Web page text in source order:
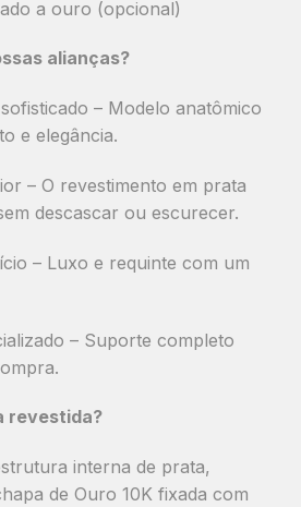
a ouro (opcional)
alianças?
– Modelo anatômico
e elegância.
– O revestimento em prata
descascar ou escurecer.
– Luxo e requinte com um
– Suporte completo
revestida?
interna de prata,
de Ouro 10K fixada com